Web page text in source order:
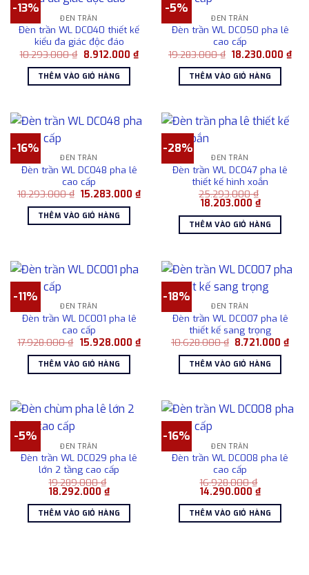
-13%
ĐÈN TRẦN
Đèn trần WL DC040 thiết kế
kiểu đa giác độc đáo
10.293.000₫ Giá
là:
10.293.000 ₫.
8.912.000 ₫Giá
hiện
8.912.000 ₫.
THÊM VÀO GIỎ HÀNG
-5%
ĐÈN TRẦN
Đèn trần WL DC050 pha lê
cao cấp
19.283.000₫ Giá
là:
19.283.000 ₫.
18.230.000₫Giá
hiện
THÊM VÀO GIỎ HÀNG
-16%
ĐÈN TRẦN
Đèn trần WL DC048 pha lê
cao cấp
18.293.000₫ Giá
là:
18.293.000 ₫.
15.283.000₫Giá
hiện
15.283.000 ₫.
THÊM VÀO GIỎ HÀNG
-28%
ĐÈN TRẦN
Đèn trần WL DC047 pha lê
thiết kế hình xoắn
25.293.000₫
Giá
là:
25.293.000 ₫.
18.203.000 ₫Giá
hiện
tại
là:
THÊM VÀO GIỎ HÀNG
-11%
ĐÈN TRẦN
Đèn trần WL DC001 pha lê
cao cấp
17.928.000₫ Giá
là:
17.928.000 ₫.
15.928.000 ₫Giá
15.928.000 ₫.
THÊM VÀO GIỎ HÀNG
-18%
ĐÈN TRẦN
Đèn trần WL DC007 pha lê
thiết kế sang trọng
10.628.000₫ Giá
là:
10.628.000 ₫.
8.721.000₫Giá
THÊM VÀO GIỎ HÀNG
-5%
ĐÈN TRẦN
Đèn trần WL DC029 pha lê
lớn 2 tầng cao cấp
19.289.000₫
Giá
là:
19.289.000 ₫.
18.292.000 ₫Giá
hiện
tại
là:
18.292.000 ₫.
THÊM VÀO GIỎ HÀNG
-16%
ĐÈN TRẦN
Đèn trần WL DC008 pha lê
cao cấp
16.928.000₫
Giá
là:
16.928.000 ₫.
14.290.000 ₫Giá
hiện
tại
là:
THÊM VÀO GIỎ HÀNG